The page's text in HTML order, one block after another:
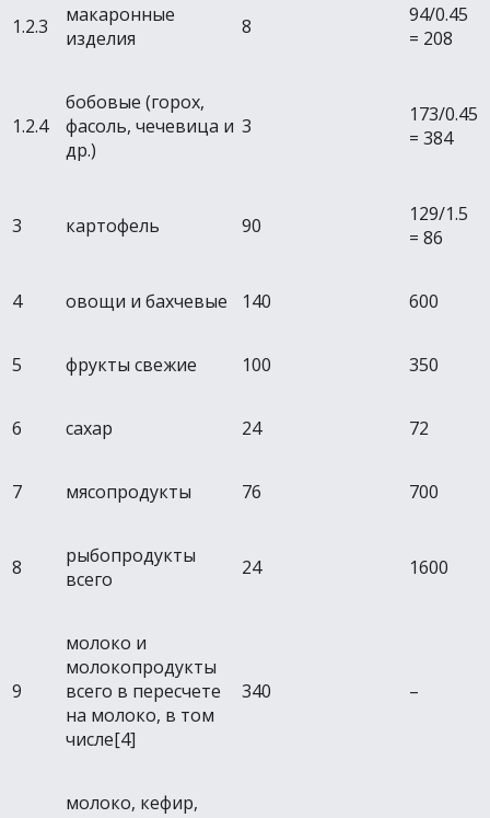
1.2.3
макаронные
изделия
8
94/0.45
= 208
1.2.4
бобовые (горох,
фасоль, чечевица и
др.)
3
173/0.45
= 384
3 картофель 90
129/1.5
= 86
4 овощи и бахчевые 140 600
5 фрукты свежие 100 350
6 сахар 24 72
7 мясопродукты 76 700
8
рыбопродукты
всего
24 1600
9
молоко и
молокопродукты
всего в пересчете
на молоко, в том
числе[4]
340 –
молоко, кефир,